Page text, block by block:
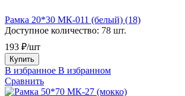
Рамка 20*30 МК-011 (белый) (18)
Доступное количество: 78 шт.
193 ₽/шт
Купить
В избранное В избранном
Сравнить